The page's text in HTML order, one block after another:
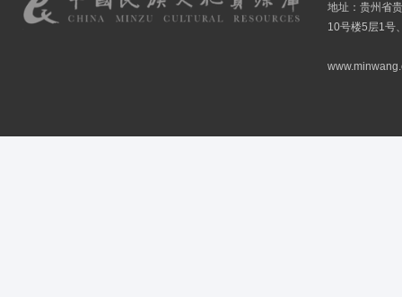
地址：贵州省
10号楼5层1号